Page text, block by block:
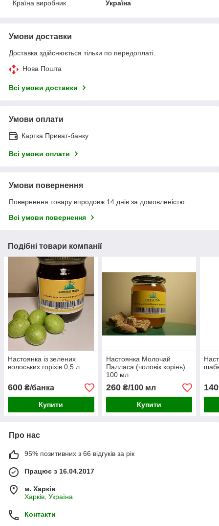
Країна виробник
Україна
Умови доставки
Доставка здійснюється тільки по передоплаті.
Нова Пошта
Всі умови доставки
Умови оплати
Картка Приват-банку
Всі умови оплати
Умови повернення
Повернення товару впродовж 14 днів за домовленістю
Всі умови повернення
Подібні товари компанії
Настоянка із зелених
волоських горіхів 0,5 л.
600 ₴/банка
Купити
Настоянка Молочай
Палласа (чоловік корінь)
100 мл
260₴/100 мл
Купити
140
Про нас
95% позитивних з 66 відгуків за рік
Працює з 16.04.2017
м. Харків
Харків, Україна
Контакти